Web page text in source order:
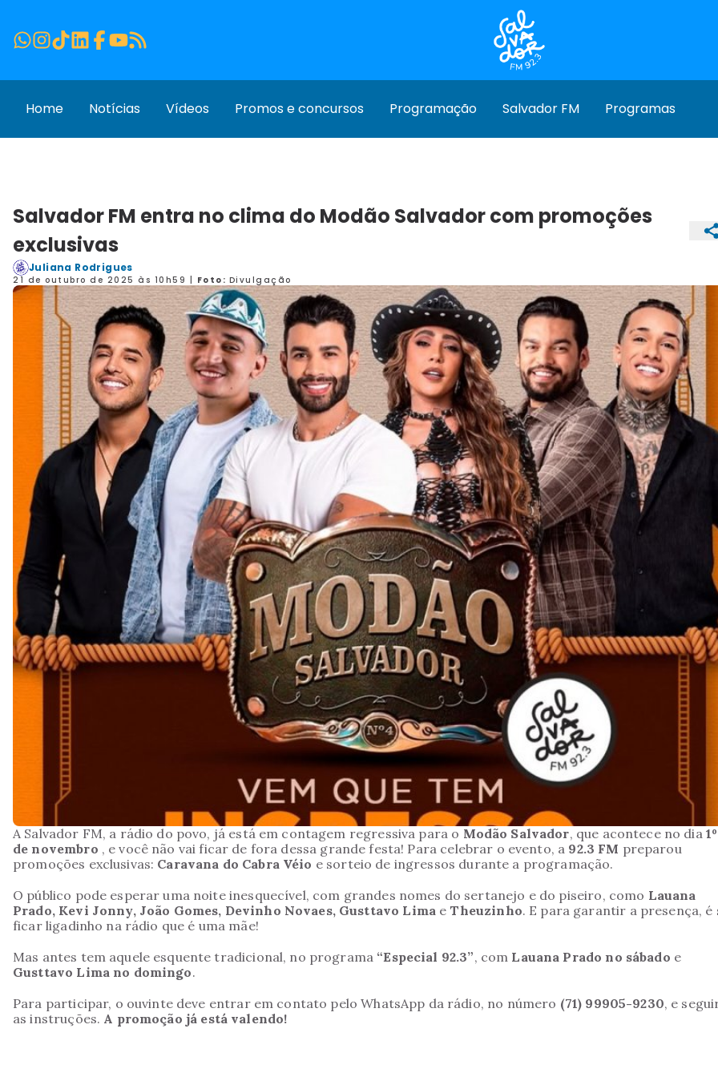
Home Notícias Vídeos Promos e concursos Programação Salvador FM Programas
Salvador FM entra no clima do Modão Salvador com promoções
exclusivas
Juliana Rodrigues
21 de outubro de 2025 às 10h59 Foto: Divulgação
A Salvador FM, a rádio do povo, já está em contagem regressiva para o Modão Salvador, que acontece no dia 1º
de novembro , e você não vai ficar de fora dessa grande festa! Para celebrar o evento, a 92.3 FM preparou
promoções exclusivas: Caravana do Cabra Véio e sorteio de ingressos durante a programação.
O público pode esperar uma noite inesquecível, com grandes nomes do sertanejo e do piseiro, como Lauana
Prado, Kevi Jonny, João Gomes, Devinho Novaes, Gusttavo Lima e Theuzinho. E para garantir a presença, é
ficar ligadinho na rádio que é uma mãe!
Mas antes tem aquele esquente tradicional, no programa “Especial 92.3”, com Lauana Prado no sábado e
Gusttavo Lima no domingo.
Para participar, o ouvinte deve entrar em contato pelo WhatsApp da rádio, no número (71) 99905-9230, e
as instruções. A promoção já está valendo!